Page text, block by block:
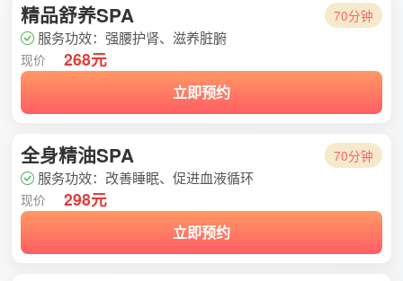
精品舒养SPA 70分钟
服务功效：强腰护肾、滋养脏腑
现价 268元
立即预约
全身精油SPA 70分钟
服务功效：改善睡眠、促进血液循环
现价 298元
立即预约